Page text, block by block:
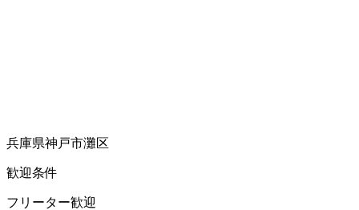
兵庫県神戸市灘区
歓迎条件
フリーター歓迎